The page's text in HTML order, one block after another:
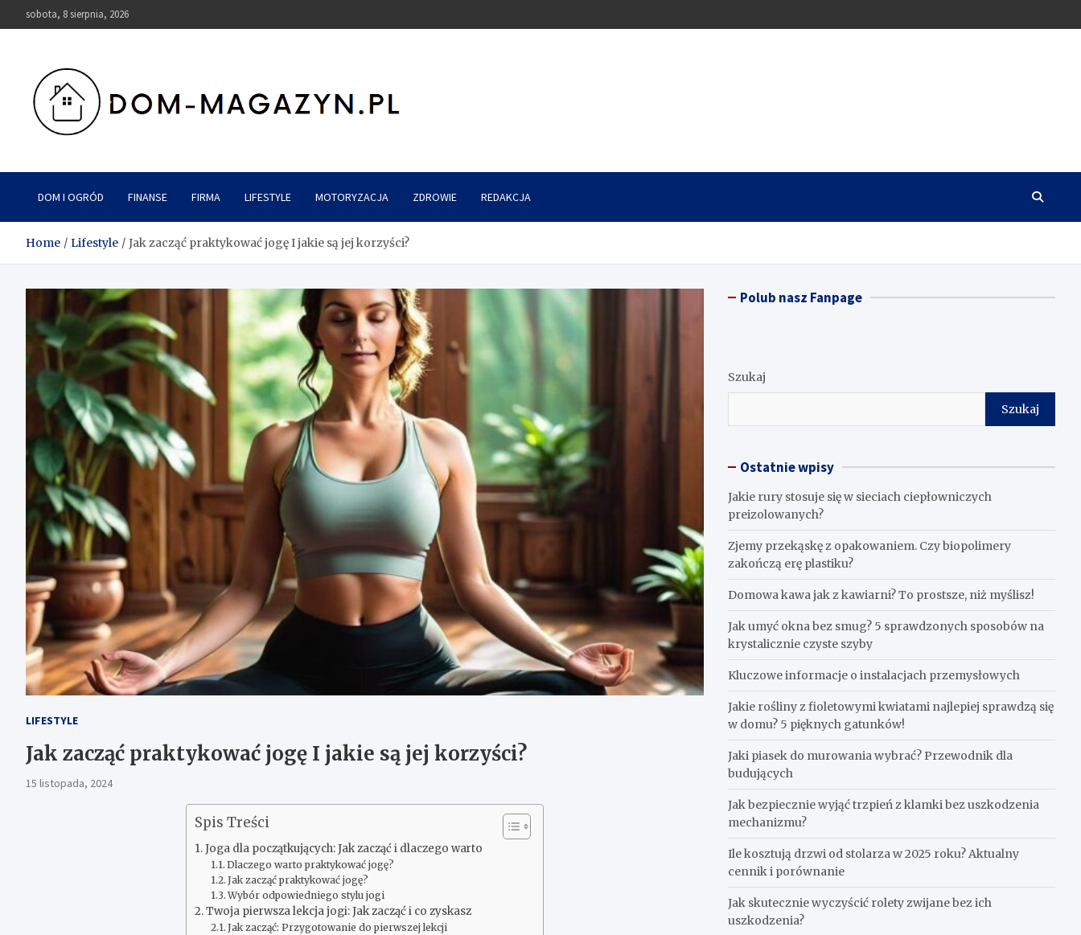
to
sobota, 8 sierpnia, 2026
Dom-Magazyn.pl
DOM I OGRÓD FINANSE FIRMA LIFESTYLE MOTORYZACJA ZDROWIE REDAKCJA
Home Lifestyle Jak zacząć praktykować jogę I jakie są jej korzyści?
LIFESTYLE
Jak zacząć praktykować jogę I jakie są jej korzyści?
15 listopada, 2024
Spis Treści
Joga dla początkujących: Jak zacząć i dlaczego warto
Dlaczego warto praktykować jogę?
Jak zacząć praktykować jogę?
Wybór odpowiedniego stylu jogi
Twoja pierwsza lekcja jogi: Jak zacząć i co zyskasz
Jak zacząć: Przygotowanie do pierwszej lekcji
Polub nasz Fanpage
Szukaj
Szukaj
Ostatnie wpisy
Jakie rury stosuje się w sieciach ciepłowniczych
preizolowanych?
Zjemy przekąskę z opakowaniem. Czy biopolimery
zakończą erę plastiku?
​Domowa kawa jak z kawiarni? To prostsze, niż myślisz!
Jak umyć okna bez smug? 5 sprawdzonych sposobów na
krystalicznie czyste szyby
Kluczowe informacje o instalacjach przemysłowych
Jakie rośliny z fioletowymi kwiatami najlepiej sprawdzą się
w domu? 5 pięknych gatunków!
Jaki piasek do murowania wybrać? Przewodnik dla
budujących
Jak bezpiecznie wyjąć trzpień z klamki bez uszkodzenia
mechanizmu?
Ile kosztują drzwi od stolarza w 2025 roku? Aktualny
cennik i porównanie
Jak skutecznie wyczyścić rolety zwijane bez ich
uszkodzenia?